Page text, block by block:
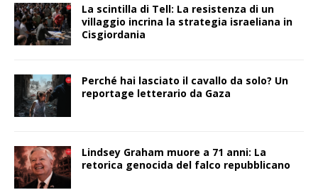
La scintilla di Tell: La resistenza di un
villaggio incrina la strategia israeliana in
Cisgiordania
Perché hai lasciato il cavallo da solo? Un
reportage letterario da Gaza
Lindsey Graham muore a 71 anni: La
retorica genocida del falco repubblicano